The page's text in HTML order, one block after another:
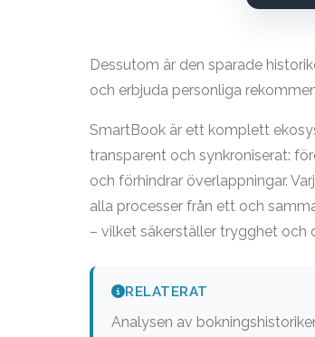
Dessutom är den sparade
och erbjuda personliga
SmartBook är ett komplett
transparent och synkroniserat:
och förhindrar överlappningar.
alla processer från ett och
– vilket säkerställer trygghet och
RELATERAT
Analysen av